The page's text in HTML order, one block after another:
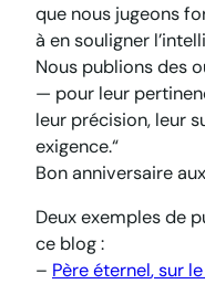
que nous jugeons
à en souligner
Nous publions des
— pour leur
leur précision, leur
exigence.“
Bon anniversaire
Deux exemples de
ce blog :
– Père éternel, sur